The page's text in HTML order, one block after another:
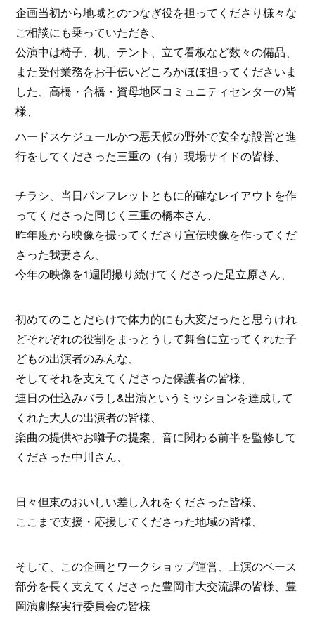
企画当初から地域とのつなぎ役を担ってくださり様々な
ご相談にも乗っていただき、
公演中は椅子、机、テント、立て看板など数々の備品、
また受付業務をお手伝いどころかほぼ担ってくださいま
した、高橋・合橋・資母地区コミュニティセンターの皆
様、
ハードスケジュールかつ悪天候の野外で安全な設営と進
行をしてくださった三重の（有）現場サイドの皆様、
チラシ、当日パンフレットともに的確なレイアウトを作
ってくださった同じく三重の橋本さん、
昨年度から映像を撮ってくださり宣伝映像を作ってくだ
さった我妻さん、
今年の映像を1週間撮り続けてくださった足立原さん、
初めてのことだらけで体力的にも大変だったと思うけれ
どそれぞれの役割をまっとうして舞台に立ってくれた子
どもの出演者のみんな、
そしてそれを支えてくださった保護者の皆様、
連日の仕込みバラし&出演というミッションを達成して
くれた大人の出演者の皆様、
楽曲の提供やお囃子の提案、音に関わる前半を監修して
くださった中川さん、
日々但東のおいしい差し入れをくださった皆様、
ここまで支援・応援してくださった地域の皆様、
そして、この企画とワークショップ運営、上演のベース
部分を長く支えてくださった豊岡市大交流課の皆様、豊
岡演劇祭実行委員会の皆様